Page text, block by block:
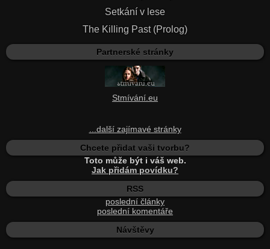
Setkání v lese
The Killing Past (Prolog)
Partnerské stránky
Stmívání.eu
...další zajímavé stránky
Chcete přidat vaši tvorbu?
Toto může být i váš web.
Jak přidám povídku?
RSS
poslední články
poslední komentáře
Návštěvy